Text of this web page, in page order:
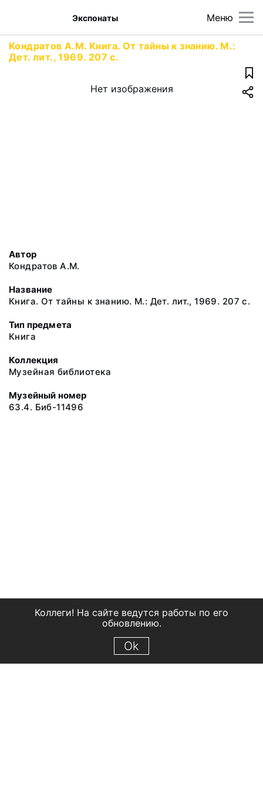
Меню
Экспонаты
Кондратов А.М. Книга. От тайны к знанию. М.:
Дет. лит., 1969. 207 с.
Нет изображения
Автор
Кондратов А.М.
Название
Книга. От тайны к знанию. М.: Дет. лит., 1969. 207 с.
Тип предмета
Книга
Коллекция
Музейная библиотека
Музейный номер
63.4. Биб-11496
Коллеги! На сайте ведутся работы по его
обновлению.
Ok